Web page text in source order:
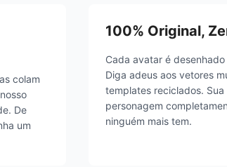
colam
De
um
100% Original,
Cada avatar é
Diga adeus aos vetores
templates reciclados.
personagem
ninguém mais tem.